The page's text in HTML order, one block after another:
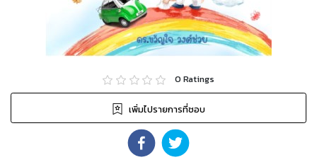
0 Ratings
เพิ่มไปรายการที่ชอบ